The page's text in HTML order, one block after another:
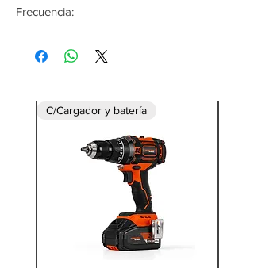
Frecuencia:
Temperatura de trabajo:
C/Cargador y batería